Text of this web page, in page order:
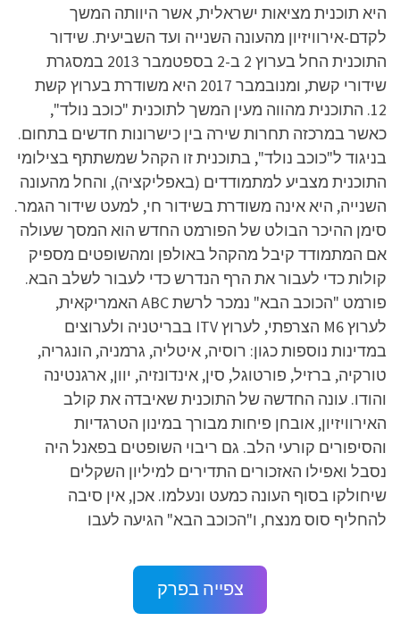
היא תוכנית מציאות ישראלית, אשר היוותה המשך
לקדם-אירוויזיון מהעונה השנייה ועד השביעית. שידור
התוכנית החל בערוץ 2 ב-2 בספטמבר 2013 במסגרת
שידורי קשת, ומנובמבר 2017 היא משודרת בערוץ קשת
12. התוכנית מהווה מעין המשך לתוכנית "כוכב נולד",
כאשר במרכזה תחרות שירה בין כישרונות חדשים בתחום.
בניגוד ל"כוכב נולד", בתוכנית זו הקהל שמשתתף בצילומי
התוכנית מצביע למתמודדים (באפליקציה), והחל מהעונה
השנייה, היא אינה משודרת בשידור חי, למעט שידור הגמר.
סימן ההיכר הבולט של הפורמט החדש הוא המסך שעולה
אם המתמודד קיבל מהקהל באולפן ומהשופטים מספיק
קולות כדי לעבור את הרף הנדרש כדי לעבור לשלב הבא.
פורמט "הכוכב הבא" נמכר לרשת ABC האמריקאית,
לערוץ M6 הצרפתי, לערוץ ITV בבריטניה ולערוצים
במדינות נוספות כגון: רוסיה, איטליה, גרמניה, הונגריה,
טורקיה, ברזיל, פורטוגל, סין, אינדונזיה, יוון, ארגנטינה
והודו. עונה החדשה של התוכנית שאיבדה את קולב
האירוויזיון, אובחן פיחות מבורך במינון הטרגדיות
והסיפורים קורעי הלב. גם ריבוי השופטים בפאנל היה
נסבל ואפילו האזכורים התדירים למיליון השקלים
שיחולקו בסוף העונה כמעט ונעלמו. אכן, אין סיבה
להחליף סוס מנצח, ו"הכוכב הבא" הגיעה לעבו
צפייה בפרק